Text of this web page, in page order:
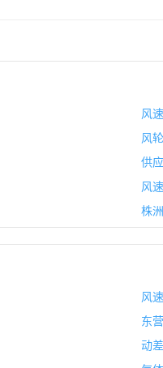
风
风
供
风
株
风
东
动